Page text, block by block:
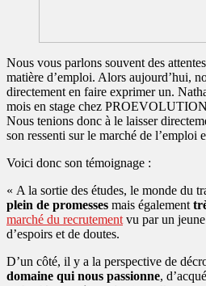
Nous vous parlons souvent des
matière d’emploi. Alors aujourd’hui,
directement en faire exprimer un.
mois en stage chez
Nous tenions donc à le laisser
son ressenti sur le marché de l’emploi
Voici donc son témoignage :
« A la sortie des études, le monde du
plein de promesses mais également
marché du recrutement vu par un
d’espoirs et de doutes.
D’un côté, il y a la perspective de
domaine qui nous passionne,